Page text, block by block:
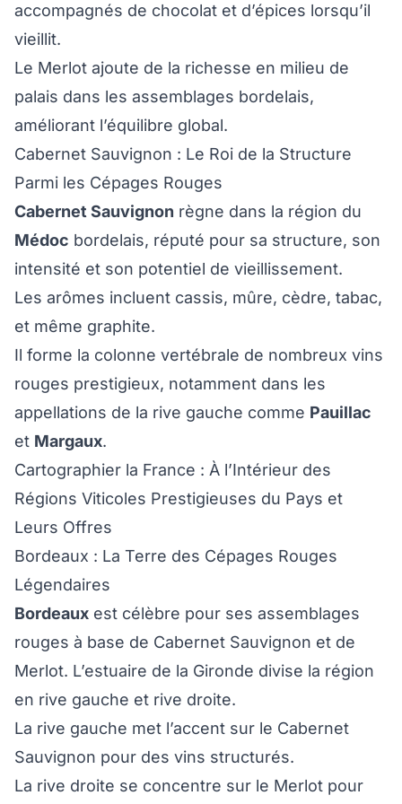
accompagnés de chocolat et d’épices lorsqu’il
vieillit.
Le Merlot ajoute de la richesse en milieu de
palais dans les assemblages bordelais,
améliorant l’équilibre global.
Cabernet Sauvignon : Le Roi de la Structure
Parmi les Cépages Rouges
Cabernet Sauvignon règne dans la région du
Médoc bordelais, réputé pour sa structure, son
intensité et son potentiel de vieillissement.
Les arômes incluent cassis, mûre, cèdre, tabac,
et même graphite.
Il forme la colonne vertébrale de nombreux vins
rouges prestigieux, notamment dans les
appellations de la rive gauche comme Pauillac
et Margaux.
Cartographier la France : À l’Intérieur des
Régions Viticoles Prestigieuses du Pays et
Leurs Offres
Bordeaux : La Terre des Cépages Rouges
Légendaires
Bordeaux est célèbre pour ses assemblages
rouges à base de Cabernet Sauvignon et de
Merlot. L’estuaire de la Gironde divise la région
en rive gauche et rive droite.
La rive gauche met l’accent sur le Cabernet
Sauvignon pour des vins structurés.
La rive droite se concentre sur le Merlot pour